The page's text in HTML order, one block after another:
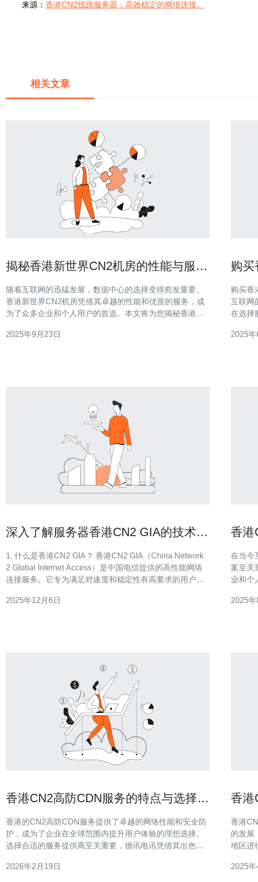
来源： 香港CN2线路服务器：高效稳定的网络连接。
相关文章
揭秘香港新世界CN2机房的性能与服务
随着互联网的迅猛发展，数据中心的选择变得愈发重要。
香港新世界CN2机房凭借其卓越的性能和优质的服务，成
为了众多企业和个人用户的首选。本文将为您揭秘香港新
器、VPS和主机等方面的应用。 首先，香港新世界CN2机
2025年9月23日
购买
购买香
互联网
在选择
器选择，
2025年
深入了解服务器香港CN2 GIA的技术优
1. 什么是香港CN2 GIA？ 香港CN2 GIA（China Network
2 Global Internet Access）是中国电信提供的高性能网络
连接服务。它专为满足对速度和稳定性有高要求的用户而
2025年12月6日
香港
在当今
案至关
业和个
户。本
2025年
香港CN2高防CDN服务的特点与选择建
香港的CN2高防CDN服务提供了卓越的网络性能和安全防
护，成为了企业在全球范围内提升用户体验的理想选择。
选择合适的服务提供商至关重要，德讯电讯凭借其出色的
分析香港CN2高防CDN服务的特点，并提供选择建议。 香
2026年2月19日
香港
香港CN2
的发展
地区进
务器的速
2025年